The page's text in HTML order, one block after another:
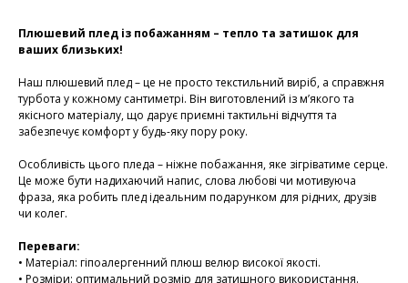
Плюшевий плед із побажанням – тепло та затишок для
ваших близьких!
Наш плюшевий плед – це не просто текстильний виріб, а справжня
турбота у кожному сантиметрі. Він виготовлений із м’якого та
якісного матеріалу, що дарує приємні тактильні відчуття та
забезпечує комфорт у будь-яку пору року.
Особливість цього пледа – ніжне побажання, яке зігріватиме серце.
Це може бути надихаючий напис, слова любові чи мотивуюча
фраза, яка робить плед ідеальним подарунком для рідних, друзів
чи колег.
Переваги:
• Матеріал: гіпоалергенний плюш велюр високої якості.
• Розміри: оптимальний розмір для затишного використання.